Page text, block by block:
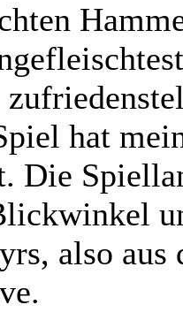
hat
Die
also aus